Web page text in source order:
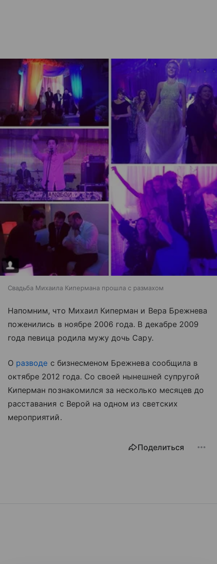
Свадьба Михаила Кипермана прошла с размахом
Напомним, что Михаил Киперман и Вера Брежнева
поженились в ноябре 2006 года. В декабре 2009
года певица родила мужу дочь Сару.
О разводе с бизнесменом Брежнева сообщила в
октябре 2012 года. Со своей нынешней супругой
Киперман познакомился за несколько месяцев до
расставания с Верой на одном из светских
мероприятий.
Поделиться